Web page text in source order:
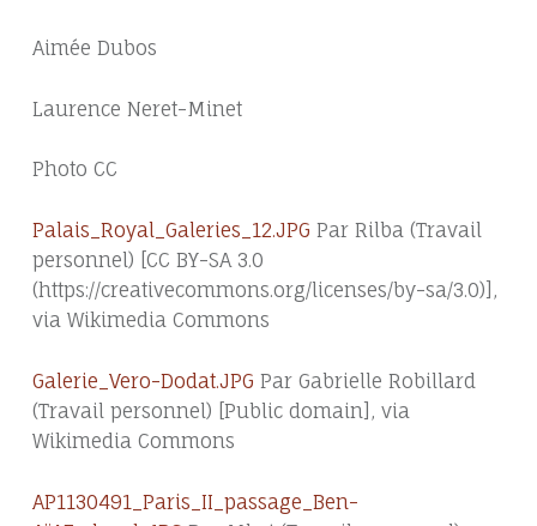
Aimée Dubos
Laurence Neret-Minet
Photo CC
Palais_Royal_Galeries_12.JPG Par Rilba (Travail
personnel) [CC BY-SA 3.0
(https://creativecommons.org/licenses/by-sa/3.0)],
via Wikimedia Commons
Galerie_Vero-Dodat.JPG Par Gabrielle Robillard
(Travail personnel) [Public domain], via
Wikimedia Commons
AP1130491_Paris_II_passage_Ben-